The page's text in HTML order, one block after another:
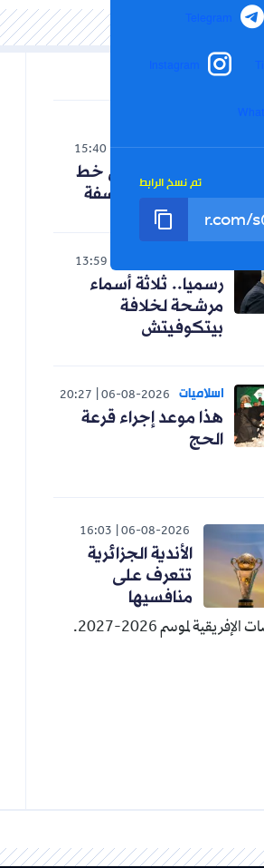
Telegram
Instagram
تم نسخ الرابط
الوطن 06-08-2026
15:40
حنون تدخل على خط
الجدل حول الفلسفة
13:59
رسميا.. ثلاثة أسماء
مرشحة لخلافة
بيتكوفيتش
اسلاميات 06-08-2026
20:27
هذا موعد إجراء قرعة
الحج
06-08-2026
16:03
الأندية الجزائرية
تتعرف على
منافسيها
لموسم 2026-2027.